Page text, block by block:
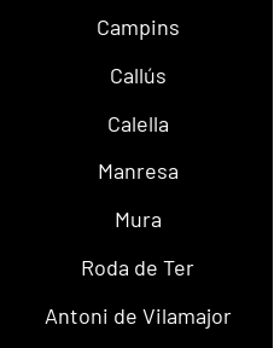
Campins
Callús
Calella
Manresa
Mura
Roda de Ter
Antoni de Vilamajor